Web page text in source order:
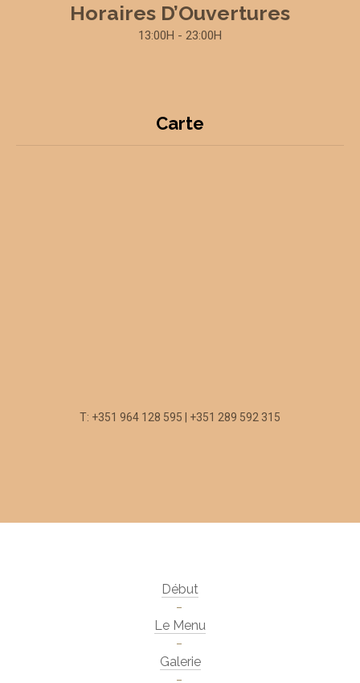
Horaires D’Ouvertures
13:00H - 23:00H
Carte
T: +351 964 128 595 | +351 289 592 315
Début
Le Menu
Galerie